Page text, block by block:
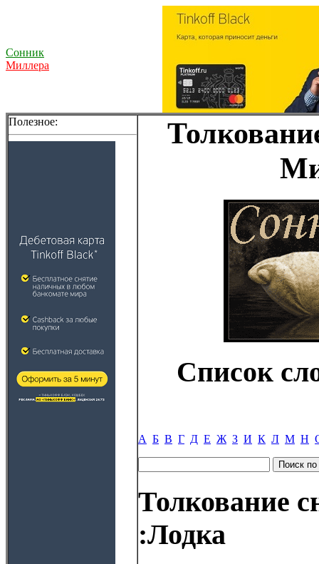
Сонник
Миллера
Полезное:
Список
А Б В Г Д Е Ж З И К Л М Н
Толкование
:Лодка